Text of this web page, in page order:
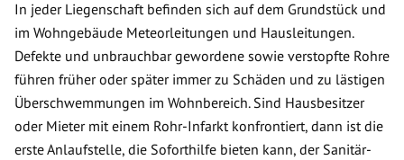
In jeder Liegenschaft befinden sich auf dem Grundstück und
im Wohngebäude Meteorleitungen und Hausleitungen.
Defekte und unbrauchbar gewordene sowie verstopfte Rohre
führen früher oder später immer zu Schäden und zu lästigen
Überschwemmungen im Wohnbereich. Sind Hausbesitzer
oder Mieter mit einem Rohr-Infarkt konfrontiert, dann ist die
erste Anlaufstelle, die Soforthilfe bieten kann, der Sanitär-